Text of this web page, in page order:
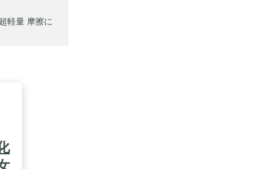
軽量 摩擦に